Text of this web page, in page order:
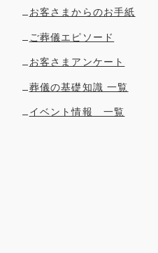
お客さまからのお手紙
ご葬儀エピソード
お客さまアンケート
葬儀の基礎知識 一覧
イベント情報 一覧